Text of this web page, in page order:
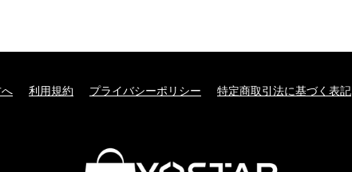
利用規約 プライバシーポリシー 特定商取引法に基づく表記